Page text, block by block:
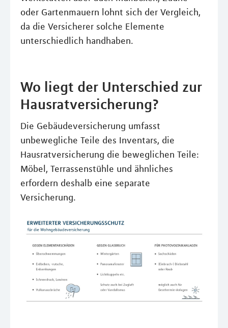
oder Gartenmauern lohnt sich der Vergleich,
da die Versicherer solche Elemente
unterschiedlich handhaben.
Wo liegt der Unterschied zur
Hausratversicherung?
Die Gebäudeversicherung umfasst
unbewegliche Teile des Inventars, die
Hausratversicherung die beweglichen Teile:
Möbel, Terrassenstühle und ähnliches
erfordern deshalb eine separate
Versicherung.